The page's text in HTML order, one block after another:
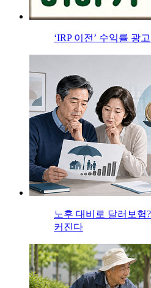
‘IRP 이전’ 수익률 광
노후 대비로 달러보험
커진다